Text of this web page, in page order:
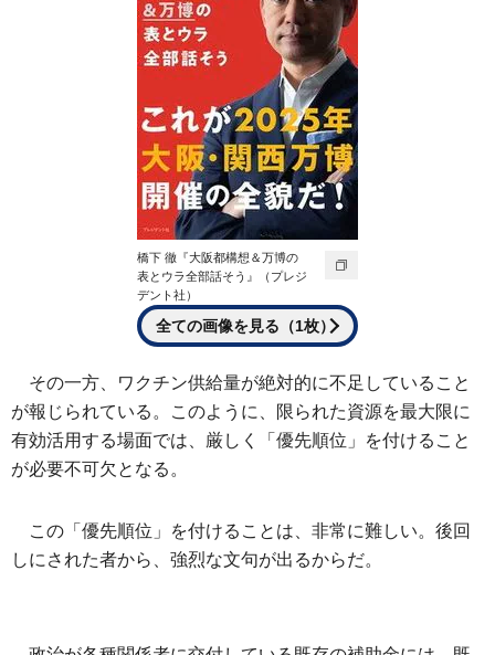
橋下 徹『大阪都構想＆万博の
表とウラ全部話そう』（プレジ
デント社）
全ての画像を見る（1枚）
その一方、ワクチン供給量が絶対的に不足していること
が報じられている。このように、限られた資源を最大限に
有効活用する場面では、厳しく「優先順位」を付けること
が必要不可欠となる。
この「優先順位」を付けることは、非常に難しい。後回
しにされた者から、強烈な文句が出るからだ。